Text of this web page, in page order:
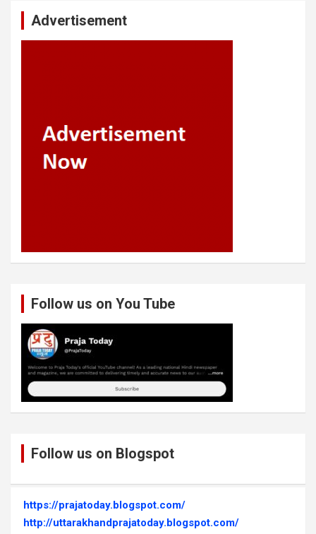
Advertisement
Follow us on You Tube
Follow us on Blogspot
https://prajatoday.blogspot.com/
http://uttarakhandprajatoday.blogspot.com/